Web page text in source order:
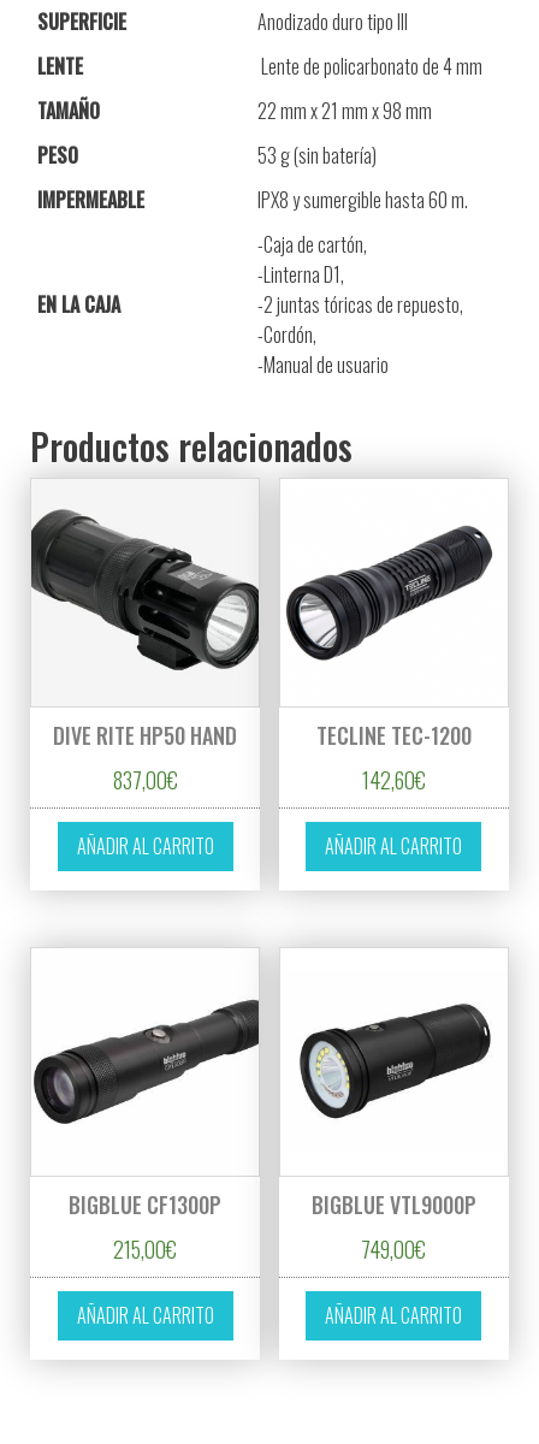
SUPERFICIE
Anodizado duro tipo III
LENTE
Lente de policarbonato de 4 mm
TAMAÑO
22 mm x 21 mm x 98 mm
PESO
53 g (sin batería)
IMPERMEABLE
IPX8 y sumergible hasta 60 m.
EN LA CAJA
-Caja de cartón,
-Linterna D1,
-2 juntas tóricas de repuesto,
-Cordón,
-Manual de usuario
Productos relacionados
DIVE RITE HP50 HAND
837,00€
AÑADIR AL CARRITO
TECLINE TEC-1200
142,60€
AÑADIR AL CARRITO
BIGBLUE CF1300P
215,00€
AÑADIR AL CARRITO
BIGBLUE VTL9000P
749,00€
AÑADIR AL CARRITO